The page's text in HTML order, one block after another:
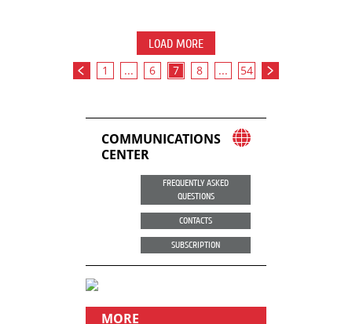
LOAD MORE
1 ... 6 7 8 ... 54
COMMUNICATIONS
CENTER
FREQUENTLY ASKED
QUESTIONS
CONTACTS
SUBSCRIPTION
MORE